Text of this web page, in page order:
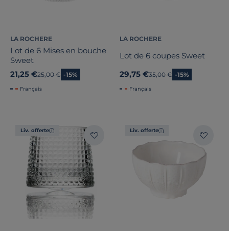
LA ROCHERE
Lot de 6 Mises en bouche
Sweet
21,25 €Ancien prix
25,00 € -15%
Français
LA ROCHERE
Lot de 6 coupes Sweet
29,75 €Ancien prix
35,00 € -15%
Français
Liv. offerte Liv. offerte